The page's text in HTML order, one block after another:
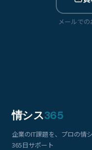
メールで
情シス365
企業のIT課題を、プロの情
365日サポート